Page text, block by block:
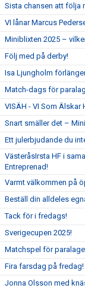
Sista chansen att följa
VI lånar Marcus
Miniblixten 2025 –
Följ med på derby!
Isa Ljungholm
Match-dags för
VISÄH - VI Som Älskar
Snart smäller det –
Ett julerbjudande du
VästeråsIrsta HF i
Entreprenad!
Varmt välkommen på
Beställ din alldeles
Tack för i fredags!
Sverigecupen 2025!
Matchspel för
Fira farsdag på fredag!
Jonna Olsson med